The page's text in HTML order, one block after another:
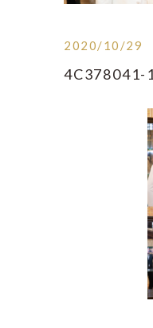
2020/10/29
4C378041-